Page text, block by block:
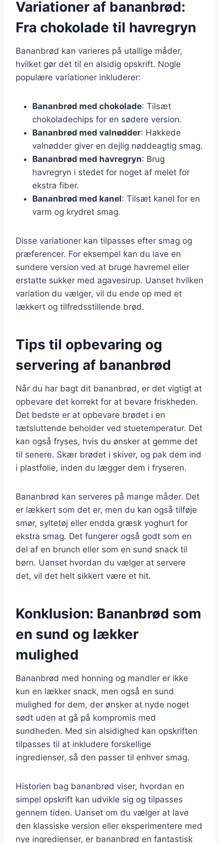
Variationer af bananbrød:
Fra chokolade til havregryn
Bananbrød kan varieres på utallige måder,
hvilket gør det til en alsidig opskrift. Nogle
populære variationer inkluderer:
Bananbrød med chokolade: Tilsæt
chokoladechips for en sødere version.
Bananbrød med valnødder: Hakkede
valnødder giver en dejlig nøddeagtig smag.
Bananbrød med havregryn: Brug
havregryn i stedet for noget af melet for
ekstra fiber.
Bananbrød med kanel: Tilsæt kanel for en
varm og krydret smag.
Disse variationer kan tilpasses efter smag og
præferencer. For eksempel kan du lave en
sundere version ved at bruge havremel eller
erstatte sukker med agavesirup. Uanset hvilken
variation du vælger, vil du ende op med et
lækkert og tilfredsstillende brød.
Tips til opbevaring og
servering af bananbrød
Når du har bagt dit bananbrød, er det vigtigt at
opbevare det korrekt for at bevare friskheden.
Det bedste er at opbevare brødet i en
tætsluttende beholder ved stuetemperatur. Det
kan også fryses, hvis du ønsker at gemme det
til senere. Skær brødet i skiver, og pak dem ind
i plastfolie, inden du lægger dem i fryseren.
Bananbrød kan serveres på mange måder. Det
er lækkert som det er, men du kan også tilføje
smør, syltetøj eller endda græsk yoghurt for
ekstra smag. Det fungerer også godt som en
del af en brunch eller som en sund snack til
børn. Uanset hvordan du vælger at servere
det, vil det helt sikkert være et hit.
Konklusion: Bananbrød som
en sund og lækker
mulighed
Bananbrød med honning og mandler er ikke
kun en lækker snack, men også en sund
mulighed for dem, der ønsker at nyde noget
sødt uden at gå på kompromis med
sundheden. Med sin alsidighed kan opskriften
tilpasses til at inkludere forskellige
ingredienser, så den passer til enhver smag.
Historien bag bananbrød viser, hvordan en
simpel opskrift kan udvikle sig og tilpasses
gennem tiden. Uanset om du vælger at lave
den klassiske version eller eksperimentere med
nye ingredienser, er bananbrød en fantastisk